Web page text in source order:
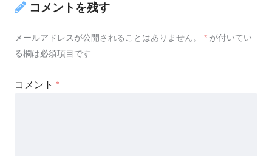
コメントを残す
メールアドレスが公開されることはありません。 * が付いてい
る欄は必須項目です
コメント *